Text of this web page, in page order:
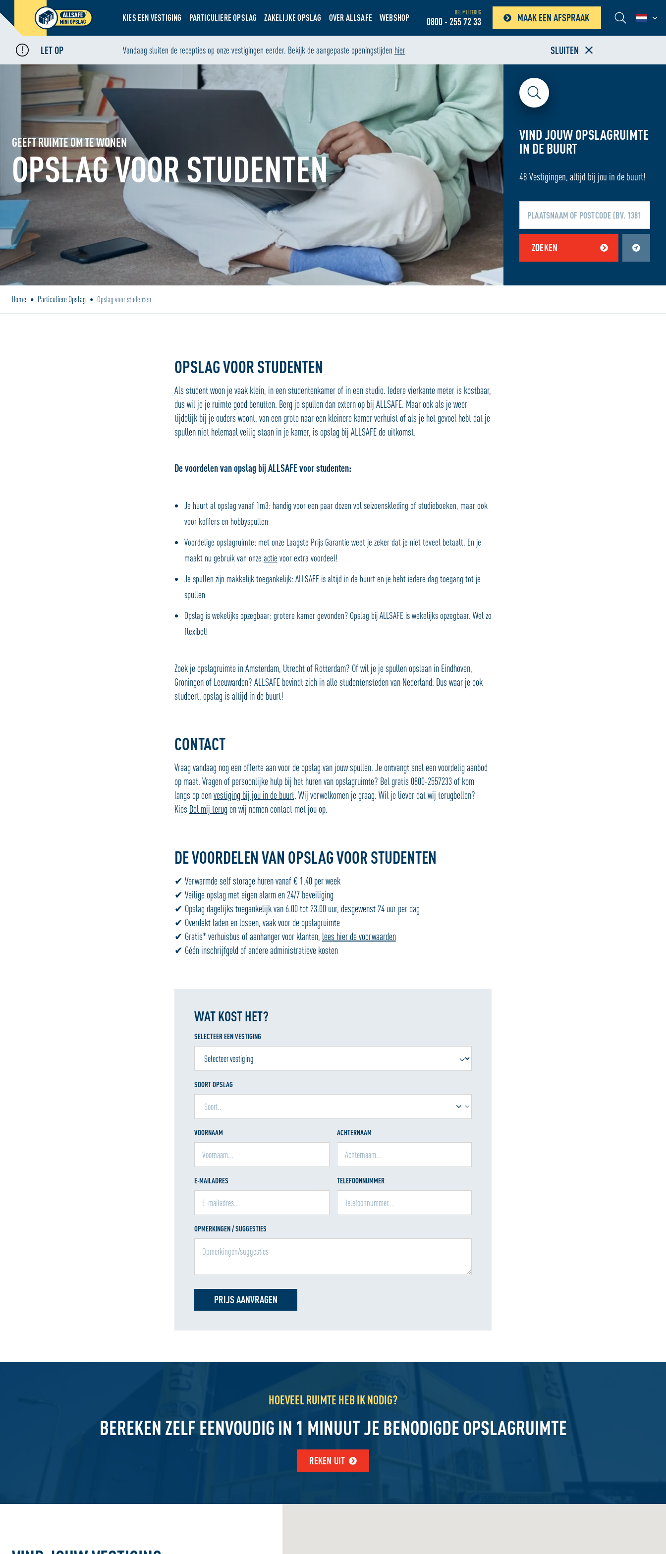
KIES EEN VESTIGING PARTICULIERE OPSLAG ZAKELIJKE OPSLAG OVER ALLSAFE WEBSHOP
BEL MIJ TERUG
0800 - 255 72 33 MAAK EEN AFSPRAAK
LET OP Vandaag sluiten de recepties op onze vestigingen eerder. Bekijk de aangepaste openingstijden hier SLUITEN
Home • Particuliere Opslag • Opslag voor studenten
GEEFT RUIMTE OM TE WONEN
OPSLAG VOOR STUDENTEN
VIND JOUW OPSLAGRUIMTE
IN DE BUURT
48 Vestigingen, altijd bij jou in de buurt!
ZOEKEN
Jouw locatiediensten zijn uitgeschakeld.Schakel jouw locatiediensten in om deze functie te gebruiken.
OPSLAG VOOR STUDENTEN
Als student woon je vaak klein, in een studentenkamer of in een studio. Iedere vierkante meter is kostbaar,
dus wil je je ruimte goed benutten. Berg je spullen dan extern op bij ALLSAFE. Maar ook als je weer
tijdelijk bij je ouders woont, van een grote naar een kleinere kamer verhuist of als je het gevoel hebt dat je
spullen niet helemaal veilig staan in je kamer, is opslag bij ALLSAFE de uitkomst.
De voordelen van opslag bij ALLSAFE voor studenten:
Je huurt al opslag vanaf 1m3: handig voor een paar dozen vol seizoenskleding of studieboeken, maar ook
voor koffers en hobbyspullen
Voordelige opslagruimte: met onze Laagste Prijs Garantie weet je zeker dat je niet teveel betaalt. En je
maakt nu gebruik van onze actie voor extra voordeel!
Je spullen zijn makkelijk toegankelijk: ALLSAFE is altijd in de buurt en je hebt iedere dag toegang tot je
spullen
Opslag is wekelijks opzegbaar: grotere kamer gevonden? Opslag bij ALLSAFE is wekelijks opzegbaar. Wel zo
flexibel!
Zoek je opslagruimte in Amsterdam, Utrecht of Rotterdam? Of wil je je spullen opslaan in Eindhoven,
Groningen of Leeuwarden? ALLSAFE bevindt zich in alle studentensteden van Nederland. Dus waar je ook
studeert, opslag is altijd in de buurt!
CONTACT
Vraag vandaag nog een offerte aan voor de opslag van jouw spullen. Je ontvangt snel een voordelig aanbod
op maat. Vragen of persoonlijke hulp bij het huren van opslagruimte? Bel gratis 0800-2557233 of kom
langs op eenvestiging bij jou in de buurt. Wij verwelkomen je graag. Wil je liever dat wij terugbellen?
Kies Bel mij terug en wij nemen contact met jou op.
DE VOORDELEN VAN OPSLAG VOOR STUDENTEN
✔ Verwarmde self storage huren vanaf € 1,40 per week
✔ Veilige opslag met eigen alarm en 24/7 beveiliging
✔ Opslag dagelijks toegankelijk van 6.00 tot 23.00 uur, desgewenst 24 uur per dag
✔ Overdekt laden en lossen, vaak voor de opslagruimte
✔ Gratis* verhuisbus of aanhanger voor klanten, lees hier de voorwaarden
✔ Géén inschrijfgeld of andere administratieve kosten
WAT KOST HET?
SELECTEER EEN VESTIGING
SOORT OPSLAG
VOORNAAM ACHTERNAAM
E-MAILADRES TELEFOONNUMMER
OPMERKINGEN / SUGGESTIES
PRIJS AANVRAGEN
HOEVEEL RUIMTE HEB IK NODIG?
BEREKEN ZELF EENVOUDIG IN 1 MINUUT JE BENODIGDE OPSLAGRUIMTE
REKEN UIT